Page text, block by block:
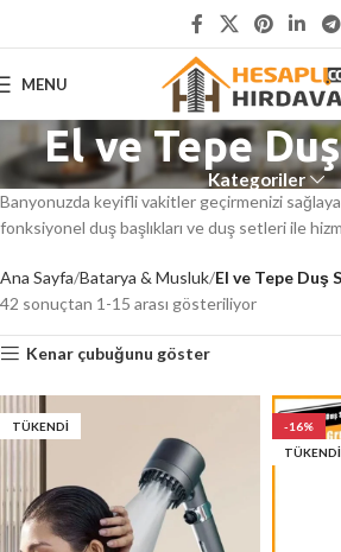
MENU
El ve Tepe
Kategoriler
Banyonuzda keyifli vakitler geçirmenizi
fonksiyonel duş başlıkları ve duş setleri ile
Ana Sayfa Batarya & Musluk El ve Tepe Duş
42 sonuçtan 1-15 arası gösteriliyor
Kenar çubuğunu göster
TÜKENDI
-16%
TÜKENDI
ÜSTÜ ALIŞVERİŞLERİNİZDE KARGO